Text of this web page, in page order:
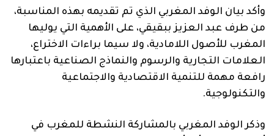
وأكد بيان الوفد المغربي الذي تم تقديمه بهذه المناسبة،
من طرف عبد العزيز ببقيقي، على الأهمية التي يوليها
المغرب للأصول اللامادية، ولا سيما براءات الاختراع،
العلامات التجارية والرسوم والنماذج الصناعية باعتبارها
رافعة مهمة للتنمية الاقتصادية والاجتماعية
والتكنولوجية.
وذكر الوفد المغربي بالمشاركة النشطة للمغرب في